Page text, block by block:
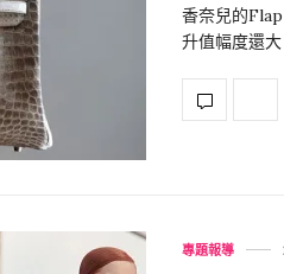
香奈兒的
升值幅度還大
專題報導